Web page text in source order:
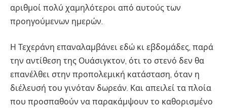
αριθμοί πολύ χαμηλότεροι από αυτούς των
προηγούμενων ημερών.
Η Τεχεράνη επαναλαμβάνει εδώ κι εβδομάδες, παρά
την αντίθεση της Ουάσιγκτον, ότι το στενό δεν θα
επανέλθει στην προπολεμική κατάσταση, όταν η
διέλευσή του γινόταν δωρεάν. Και απειλεί τα πλοία
που προσπαθούν να παρακάμψουν το καθορισμένο